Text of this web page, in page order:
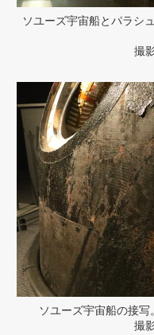
ソユーズ宇宙船とパラシ
撮
ソユーズ宇宙船の接
撮